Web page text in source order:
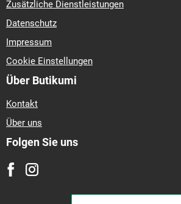
Zusätzliche Dienstleistungen
Datenschutz
Impressum
Cookie Einstellungen
Über Butikumi
Kontakt
Über uns
Folgen Sie uns